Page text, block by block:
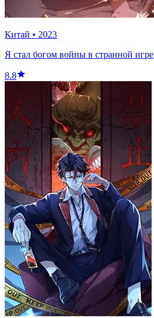
Китай • 2023
Я стал богом войны в странной игре
8.8